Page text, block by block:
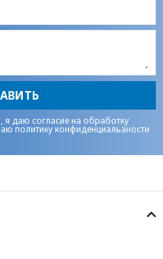
я даю согласие на обработку
политику конфиденциальаности